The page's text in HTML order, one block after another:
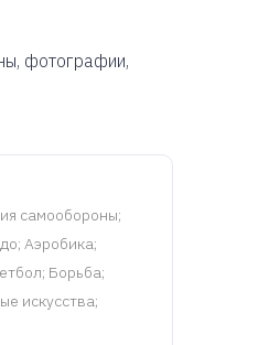
фотографии,
самообороны;
Аэробика;
Борьба;
искусства;